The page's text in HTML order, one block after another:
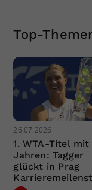
Top-
26.07.2026
1. WTA-Titel mit
Jahren: Tagger
glückt in Prag